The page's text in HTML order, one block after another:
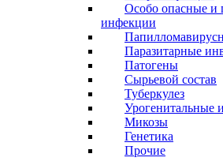
Особо опасные и
инфекции
Паразитарные
Патогены
Сырьевой состав
Туберкулез
Урогенитальные
Микозы
Генетика
Прочие